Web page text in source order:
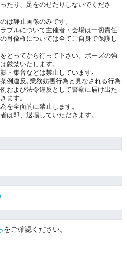
たり、足をのせたりしないでくださ
は静止画像のみです。
ブルについて主催者・会場は一切責任
肖像権については全てご自身で保護し
とってから行って下さい。ポーズの強
厳禁いたします。
・集音などは禁止しています｡
例違反､業務妨害行為と見なされる行為
および法令違反として警察に届け出た
ます。
を全面的に禁止します。
は即、退場していただきます。
をご確認ください。